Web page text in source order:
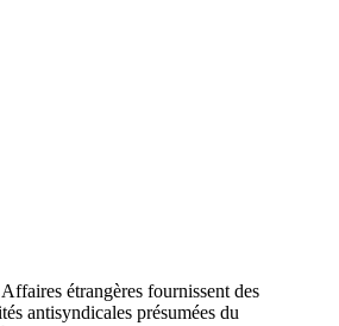
étrangères fournissent des
antisyndicales présumées du